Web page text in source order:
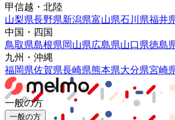
甲信越・北陸
山梨県長野県新潟県富山県石川県福井
中国・四国
鳥取県島根県岡山県広島県山口県徳島
九州・沖縄
福岡県佐賀県長崎県熊本県大分県宮崎
一般の方
一般の方